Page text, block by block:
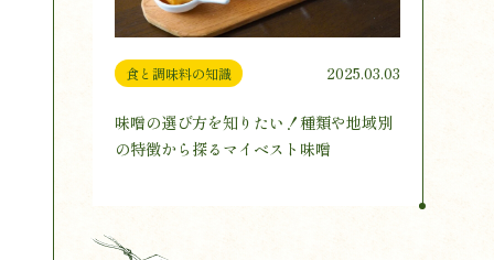
食と調味料の知識 2025.03.03
味噌の選び方を知りたい！種類や地域別
の特徴から探るマイベスト味噌